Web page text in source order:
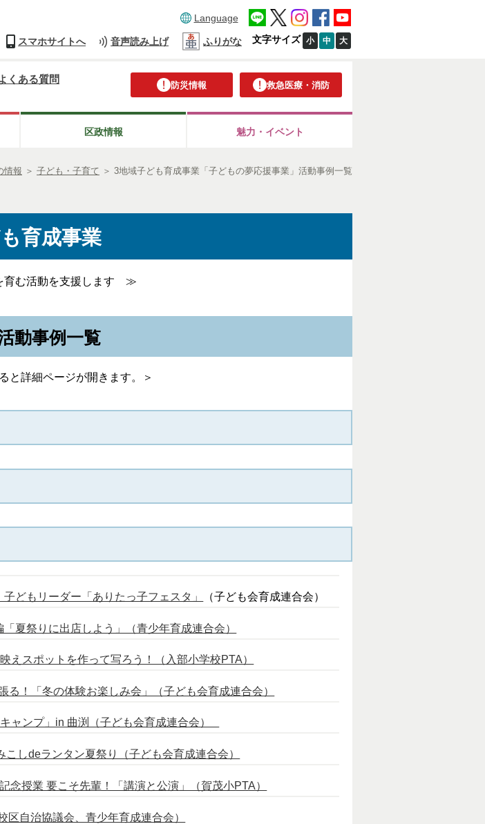
Language
スマホサイトへ 音声読み上げ ふりがな 文字サイズ 小 中 大
防災情報 救急医療・消防
くある質問
区政情報 魅力・イベント
情報 ＞ 子ども・子育て ＞ 3地域子ども育成事業「子どもの夢応援事業」活動事例一覧
育成事業
む活動を支援します ≫
動事例一覧
と詳細ページが開きます。＞
どもリーダー「ありたっ子フェスタ」 （子ども会育成連合会）
夏祭りに出店しよう」（青少年育成連合会）
スポットを作って写ろう！（入部小学校PTA）
！「冬の体験お楽しみ会」（子ども会育成連合会）
ャンプ」in 曲渕（子ども会育成連合会）
しdeランタン夏祭り（子ども会育成連合会）
念授業 要こそ先輩！「講演と公演」（賀茂小PTA）
自治協議会、青少年育成連合会）